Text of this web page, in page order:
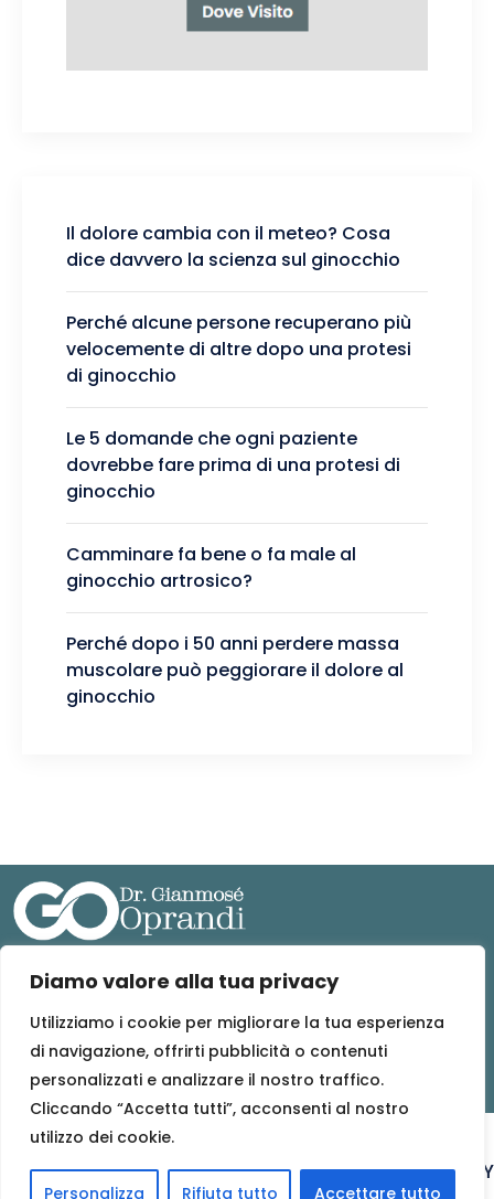
Diamo valore alla tua privacy
Utilizziamo i cookie per migliorare la tua esperienza
di navigazione, offrirti pubblicità o contenuti
personalizzati e analizzare il nostro traffico.
Cliccando “Accetta tutti”, acconsenti al nostro
utilizzo dei cookie.
Personalizza Rifiuta tutto Accettare tutto
Il dolore cambia con il meteo? Cosa
dice davvero la scienza sul ginocchio
Perché alcune persone recuperano più
velocemente di altre dopo una protesi
di ginocchio
Le 5 domande che ogni paziente
dovrebbe fare prima di una protesi di
ginocchio
Camminare fa bene o fa male al
ginocchio artrosico?
Perché dopo i 50 anni perdere massa
muscolare può peggiorare il dolore al
ginocchio
MEDICO TRAUMATOLOGICA S.T.P. S.R.L.
© 2026
PRIVACY POLICY – COOKIE POLICY